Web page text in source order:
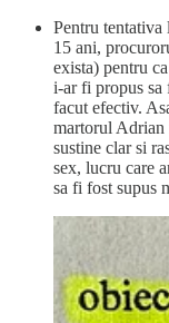
Pentru
15 ani,
exista) pentru
i-ar fi propus sa
facut efectiv.
martorul Adrian
sustine clar si
sex, lucru care
sa fi fost supus